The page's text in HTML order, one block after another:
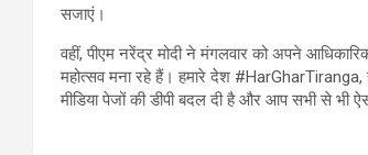
सजाएं।
वहीं, पीएम नरेंद्र मोदी ने मंगलवार को अपने
महोत्सव मना रहे हैं। हमारे देश
मीडिया पेजों की डीपी बदल दी है और आप सभी से भी